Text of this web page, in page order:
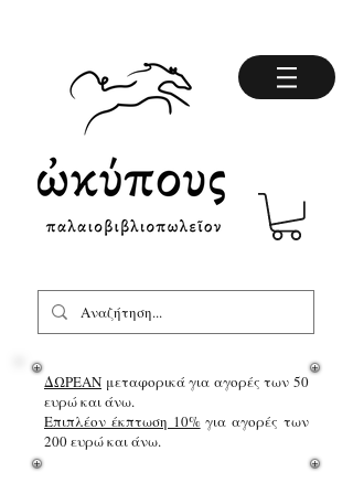
ΔΩΡΕΑΝ μεταφορικά για αγορές των 50
ευρώ και άνω.
Επιπλέον έκπτωση 10%για αγορές των
200 ευρώ και άνω.